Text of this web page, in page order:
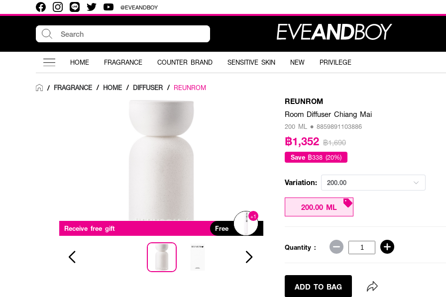
@EVEANDBOY
HOME FRAGRANCE COUNTER BRAND SENSITIVE SKIN NEW PRIVILEGE
/ FRAGRANCE / HOME / DIFFUSER / REUNROM
Receive free gift Free
+1
REUNROM
Room Diffuser Chiang Mai
200 ML • 8859891103886
฿1,352 ฿1,690
Save ฿338 (20%)
Variation: 200.00
200.00 ML
Quantity :
ADD TO BAG